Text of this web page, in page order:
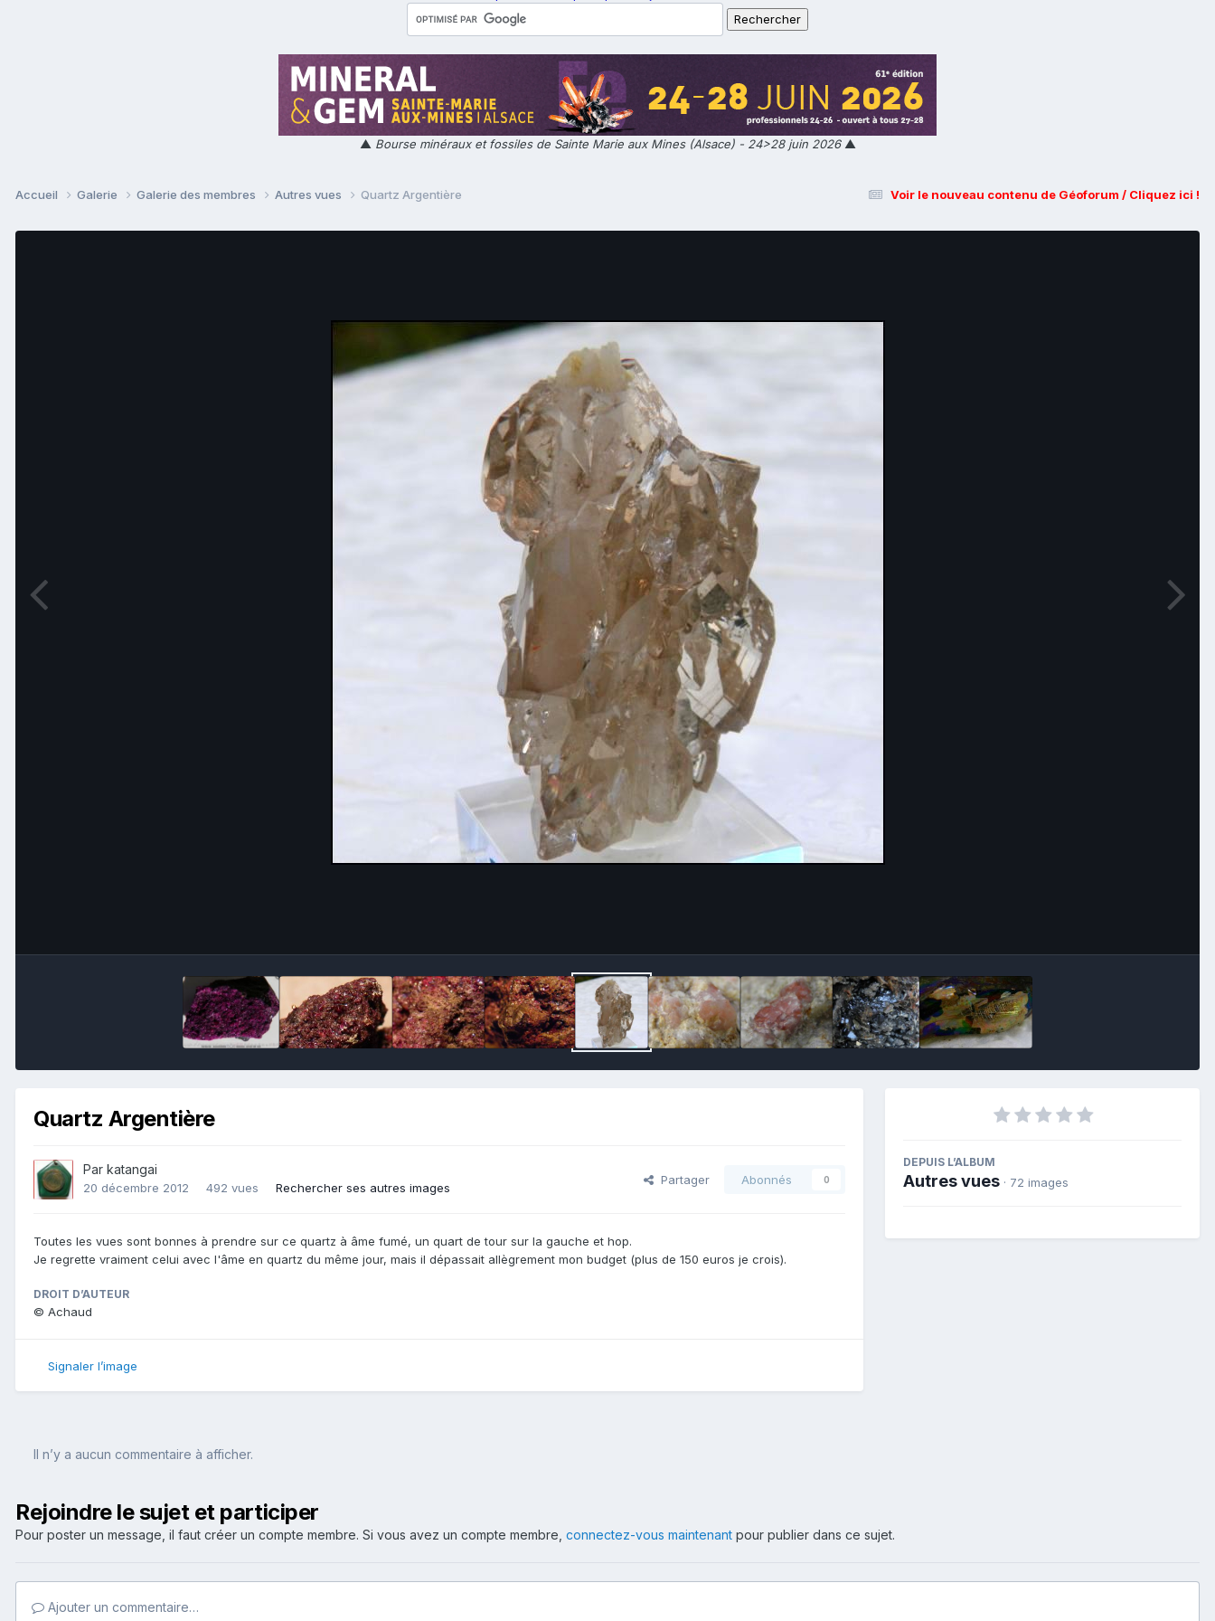
▲ Bourse minéraux et fossiles de Sainte Marie aux Mines (Alsace) - 24>28 juin 2026▲
Voir le nouveau contenu de Géoforum / Cliquez ici !
Accueil Galerie Galerie des membres Autres vues Quartz Argentière
Quartz Argentière
Par katangai
20 décembre 2012 492 vues Rechercher ses autres images
Partager Abonnés 0
Toutes les vues sont bonnes à prendre sur ce quartz à âme fumé, un quart de tour sur la gauche et hop.
Je regrette vraiment celui avec l'âme en quartz du même jour, mais il dépassait allègrement mon budget (plus de 150 euros je crois).
DROIT D’AUTEUR
© Achaud
Signaler l’image
DEPUIS L’ALBUM
Autres vues · 72 images
Il n’y a aucun commentaire à afficher.
Rejoindre le sujet et participer
Pour poster un message, il faut créer un compte membre. Si vous avez un compte membre, connectez-vous maintenant pour publier dans ce sujet.
Ajouter un commentaire…